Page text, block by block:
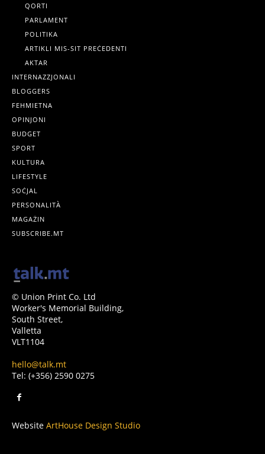
QORTI
PARLAMENT
POLITIKA
ARTIKLI MIS-SIT PREĊEDENTI
AKTAR
INTERNAZZJONALI
BLOGGERS
FEHMIETNA
OPINJONI
BUDGET
SPORT
KULTURA
LIFESTYLE
SOĊJAL
PERSONALITÀ
MAGAŻIN
SUBSCRIBE.MT
© Union Print Co. Ltd
Worker's Memorial Building,
South Street,
Valletta
VLT1104
hello@talk.mt
Tel: (+356) 2590 0275
Website ArtHouse Design Studio